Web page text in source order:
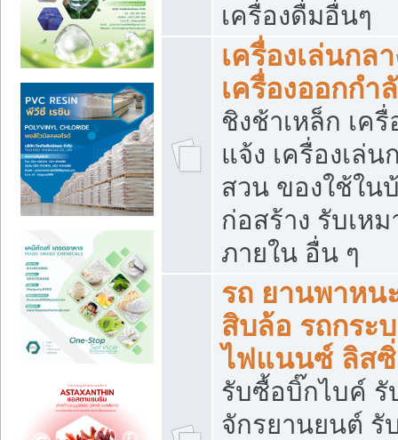
เครื่องดื่มอื่นๆ
เครื่องเล่นกล
เครื่องออกกำ
ชิงช้าเหล็ก เค
แจ้ง เครื่องเล่น
สวน ของใช้ใน
ก่อสร้าง รับเห
ภายใน อื่น ๆ
รถ ยานพาหน
สิบล้อ รถกระ
ไฟแนนซ์ ลิส
รับซื้อบิ๊กไบค์
จักรยานยนต์ รั